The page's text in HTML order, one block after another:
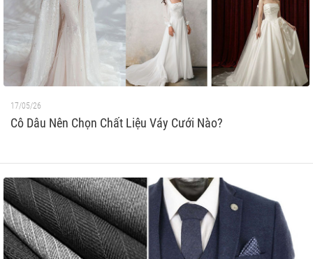
17/05/26
Cô Dâu Nên Chọn Chất Liệu Váy Cưới Nào?